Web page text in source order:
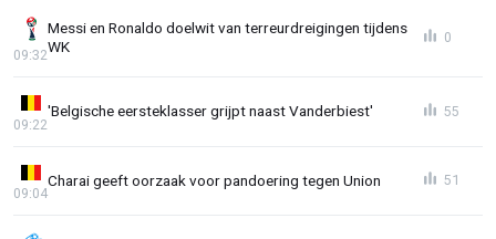
Messi en Ronaldo doelwit van terreurdreigingen tijdens
WK
09:32
0
'Belgische eersteklasser grijpt naast Vanderbiest'
09:22
55
Charai geeft oorzaak voor pandoering tegen Union
09:04
51